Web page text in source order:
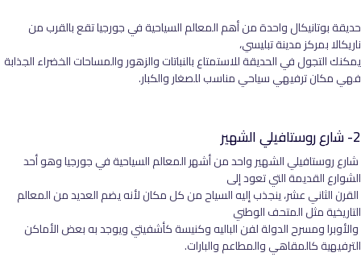
حديقة بوتانيكال واحدة من أهم المعالم السياحية في جورجيا تقع بالقرب من
ناريكالا بمركز مدينة تبليسي،
يمكنك التجول في الحديقة للاستمتاع بالنباتات والزهور والمساحات الخضراء الجذابة
فهي مكان ترفيهي سياحي مناسب للصغار والكبار.
2- شارع روستافيلي الشهير
شارع روستافيلي الشهير واحد من أشهر المعالم السياحية في جورجيا وهو أحد
الشوارع القديمة التي تعود إلى
القرن الثاني عشر، ينجذب إليه السياح من كل مكان لأنه يضم العديد من المعالم
التاريخية مثل المتحف الوطني
والأوبرا ومسرح الدولة لفن الباليه وكنيسة كأشفيتي ويوجد به بعض الأماكن
الترفيهية كالمقاهي والمطاعم والبارات.